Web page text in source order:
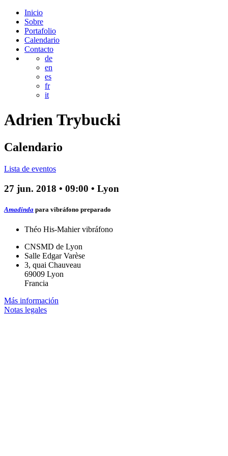
Inicio
Sobre
Portafolio
Calendario
Contacto
de
en
es
fr
it
AdrienTrybucki
Calendario
Lista de eventos
27 jun. 2018 • 09:00 • Lyon
Amadinda para vibráfono preparado
Théo His-Mahiervibráfono
CNSMD de Lyon
Salle Edgar Varèse
3, quai Chauveau
69009 Lyon
Francia
Más información
Notas legales